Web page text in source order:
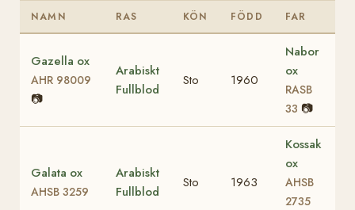
NAMN RAS KÖN FÖDD FAR
Gazella ox
AHR 98009
📷
Arabiskt
Fullblod
Sto 1960
Nabor
ox
RASB
33 📷
Galata ox
AHSB 3259
Arabiskt
Fullblod
Sto 1963
Kossak
ox
AHSB
2735